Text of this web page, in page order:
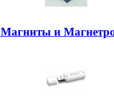
Магниты и